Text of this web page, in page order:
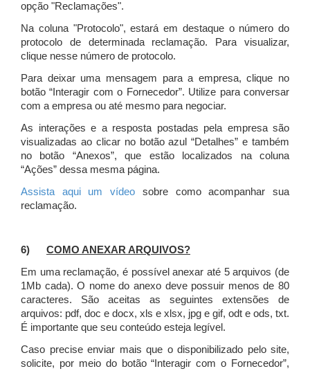
opção "Reclamações".
Na coluna "Protocolo", estará em destaque o número do
protocolo de determinada reclamação. Para visualizar,
clique nesse número de protocolo.
Para deixar uma mensagem para a empresa, clique no
botão “Interagir com o Fornecedor”. Utilize para conversar
com a empresa ou até mesmo para negociar.
As interações e a resposta postadas pela empresa são
visualizadas ao clicar no botão azul “Detalhes” e também
no botão “Anexos”, que estão localizados na coluna
“Ações” dessa mesma página.
Assista aqui um vídeo sobre como acompanhar sua
reclamação.
6) COMO ANEXAR ARQUIVOS?
Em uma reclamação, é possível anexar até 5 arquivos (de
1Mb cada). O nome do anexo deve possuir menos de 80
caracteres. São aceitas as seguintes extensões de
arquivos: pdf, doc e docx, xls e xlsx, jpg e gif, odt e ods, txt.
É importante que seu conteúdo esteja legível.
Caso precise enviar mais que o disponibilizado pelo site,
solicite, por meio do botão “Interagir com o Fornecedor”,